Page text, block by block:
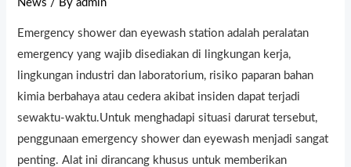
News / Byadmin
Emergency shower dan eyewash station adalah peralatan
emergency yang wajib disediakan di lingkungan kerja,
lingkungan industri dan laboratorium, risiko paparan bahan
kimia berbahaya atau cedera akibat insiden dapat terjadi
sewaktu-waktu.Untuk menghadapi situasi darurat tersebut,
penggunaan emergency shower dan eyewash menjadi sangat
penting. Alat ini dirancang khusus untuk memberikan